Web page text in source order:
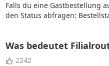
Falls du eine Gastbestellung
den Status abfragen:
Was bedeutet
2242